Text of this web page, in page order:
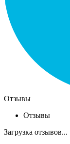
Отзывы
Отзывы
Загрузка отзывов...